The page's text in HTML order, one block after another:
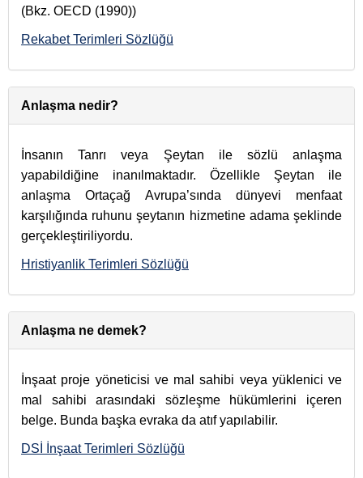
(Bkz. OECD (1990))
Rekabet Terimleri Sözlüğü
Anlaşma nedir?
İnsanın Tanrı veya Şeytan ile sözlü anlaşma
yapabildiğine inanılmaktadır. Özellikle Şeytan ile
anlaşma Ortaçağ Avrupa’sında dünyevi menfaat
karşılığında ruhunu şeytanın hizmetine adama şeklinde
gerçekleştiriliyordu.
Hristiyanlik Terimleri Sözlüğü
Anlaşma ne demek?
İnşaat proje yöneticisi ve mal sahibi veya yüklenici ve
mal sahibi arasındaki sözleşme hükümlerini içeren
belge. Bunda başka evraka da atıf yapılabilir.
DSİ İnşaat Terimleri Sözlüğü